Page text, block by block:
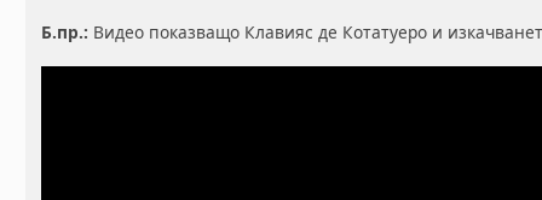
Б.пр.: Видео показващо Клавияс де Котатуеро и